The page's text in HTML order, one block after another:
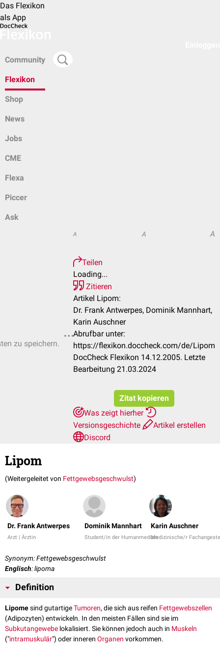
Das Flexikon
als App
Community
Flexikon
Shop
News
Jobs
CME
Flexa
Piccer
Ask
zu speichern.
A A A
Teilen
Loading...
Zitieren
Artikel Lipom:
Dr. Frank Antwerpes, Dominik Mannhart,
Karin Auschner
Abrufbar unter:
https://flexikon.doccheck.com/de/Lipom
DocCheck Flexikon 14.12.2005. Letzte
Bearbeitung 21.03.2024
Zitat kopieren
Was zeigt hierher
Versionsgeschichte
Artikel erstellen
Discord
Lipom
(Weitergeleitet von Fettgewebsgeschwulst)
Dr. Frank Antwerpes
Arzt | Ärztin
Dominik Mannhart
Student/in der Humanmedizin
Karin Auschner
Medizinische/r
Synonym: Fettgewebsgeschwulst
Englisch: lipoma
Definition
Lipomesind gutartigeTumoren, die sich aus reifen Fettgewebszellen
(Adipozyten) entwickeln. In den meisten Fällen sind sie im
Subkutangewebe lokalisiert. Sie können jedoch auch in Muskeln
("intramuskulär") oder inneren Organen vorkommen.